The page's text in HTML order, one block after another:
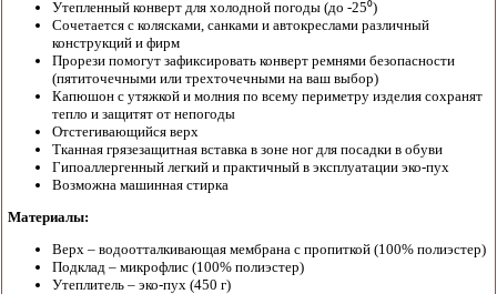
Утепленный конверт для холодной погоды (до -25⁰)
Сочетается с колясками, санками и автокреслами различный
конструкций и фирм
Прорези помогут зафиксировать конверт ремнями безопасности
(пятиточечными или трехточечными на ваш выбор)
Капюшон с утяжкой и молния по всему периметру изделия сохранят
тепло и защитят от непогоды
Отстегивающийся верх
Тканная грязезащитная вставка в зоне ног для посадки в обуви
Гипоаллергенный легкий и практичный в эксплуатации эко-пух
Возможна машинная стирка
Материалы:
Верх – водоотталкивающая мембрана с пропиткой (100% полиэстер)
Подклад – микрофлис (100% полиэстер)
Утеплитель – эко-пух (450 г)